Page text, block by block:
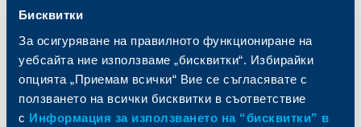
Бисквитки
За осигуряване на правилното функциониране на
уебсайта ние използваме „бисквитки“. Избирайки
опцията „Приемам всички“ Вие се съгласявате с
ползването на всички бисквитки в съответствие
с Информация за използването на “бисквитки” в
Индивидуални
клиенти
Карти
Сметки и плащания
Кредити
Спестявания и инвестиции
Кредитиране
Управление на парични средства
Търговско финансиране
ПОС терминали